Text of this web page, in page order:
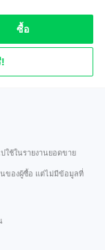
ซื้อ
ใช้ในรายงานยอดขาย
นของผู้ซื้อ แต่ไม่มีข้อมูลที่